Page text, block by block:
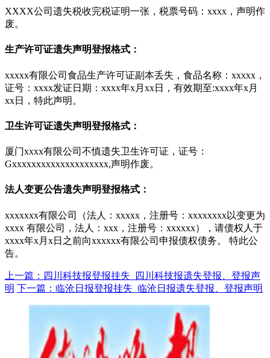
XXXX公司遗失税收完税证明一张，税票号码：xxxx，声明作
废。
生产许可证遗失声明登报格式：
xxxxx有限公司食品生产许可证副本丢失，食品名称：xxxxx，
证号：xxxx发证日期：xxxx年x月xx日，有效期至:xxxx年x月
xx日，特此声明。
卫生许可证遗失声明登报格式：
厦门xxxx有限公司不慎遗失卫生许可证，证号：
Gxxxxxxxxxxxxxxxxxxxx,声明作废。
法人变更公告遗失声明登报格式：
xxxxxxx有限公司（法人：xxxxx，注册号：xxxxxxxx以变更为
xxxx 有限公司，法人：xxx，注册号：xxxxxx），请债权人于
xxxx年x月x日之前向xxxxxx有限公司申报债权债务。 特此公
告。
上一篇：四川科技报登报挂失_四川科技报遗失登报、登报声
明 下一篇：临沧日报登报挂失_临沧日报遗失登报、登报声明